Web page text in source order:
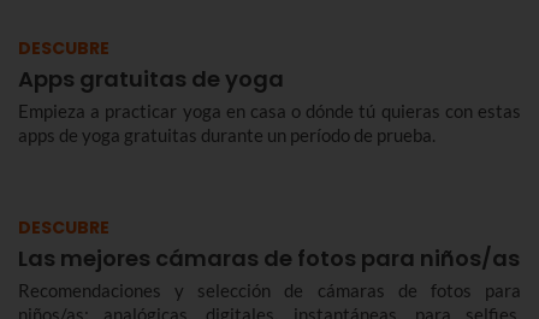
DESCUBRE
Apps gratuitas de yoga
Empieza a practicar yoga en casa o dónde tú quieras con estas
apps de yoga gratuitas durante un período de prueba.
DESCUBRE
Las mejores cámaras de fotos para niños/as
Recomendaciones y selección de cámaras de fotos para
niños/as: analógicas, digitales, instantáneas, para selfies,